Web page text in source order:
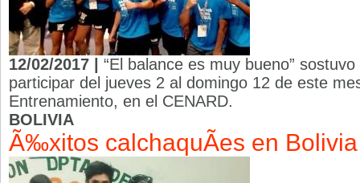
12/02/2017 | “El balance es muy bueno”
participar del jueves 2 al domingo 12 de este
Entrenamiento, en el CENARD.
BOLIVIA
Ã‰xitos calchaquÃ­es en Bolivia